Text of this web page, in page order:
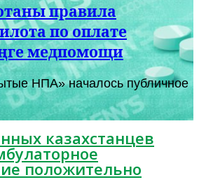
правила
по оплате
медпомощи
НПА» началось публичное
казахстанцев
положительно